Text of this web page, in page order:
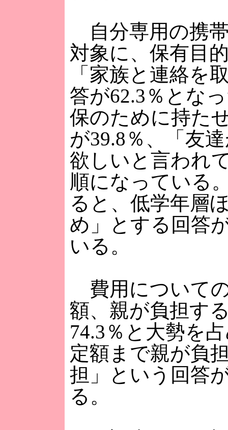
自分専用の携
対象に、保有目
「家族と連絡を
答が62.3％とな
保のために持た
が39.8％、「友
欲しいと言われ
順になっている
ると、低学年層
め」とする回答
いる。
費用について
額、親が負担す
74.3％と大勢を
定額まで親が負
担」という回答
る。